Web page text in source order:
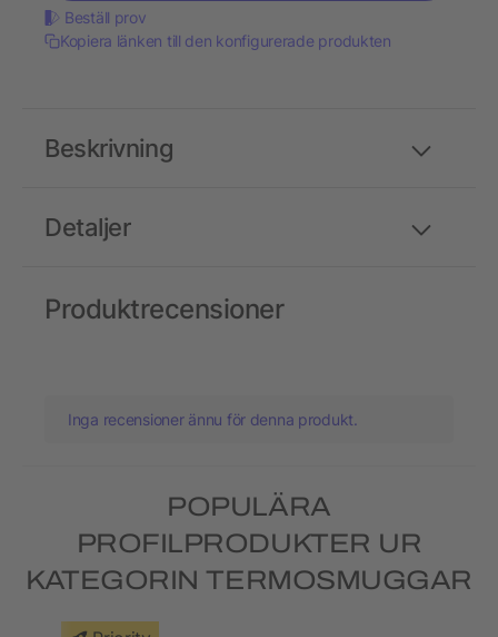
Beställ prov
Kopiera länken till den konfigurerade produkten
Detaljer
Beskrivning
Produktrecensioner
Inga recensioner ännu för denna produkt.
POPULÄRA
PROFILPRODUKTER UR
KATEGORIN TERMOSMUGGAR